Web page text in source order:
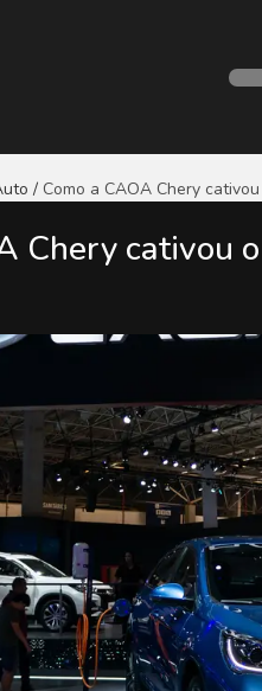
/ Como a CAOA Chery
Chery cativou